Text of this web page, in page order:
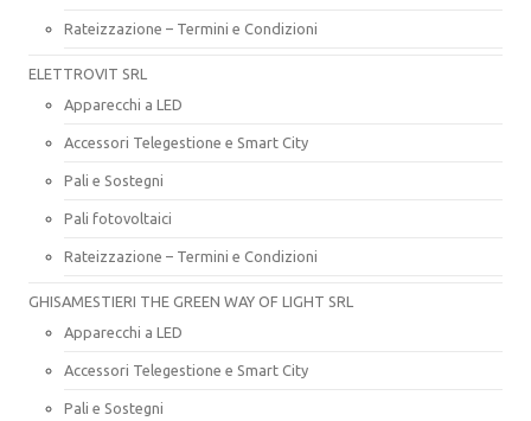
Rateizzazione – Termini e Condizioni
ELETTROVIT SRL
Apparecchi a LED
Accessori Telegestione e Smart City
Pali e Sostegni
Pali fotovoltaici
Rateizzazione – Termini e Condizioni
GHISAMESTIERI THE GREEN WAY OF LIGHT SRL
Apparecchi a LED
Accessori Telegestione e Smart City
Pali e Sostegni